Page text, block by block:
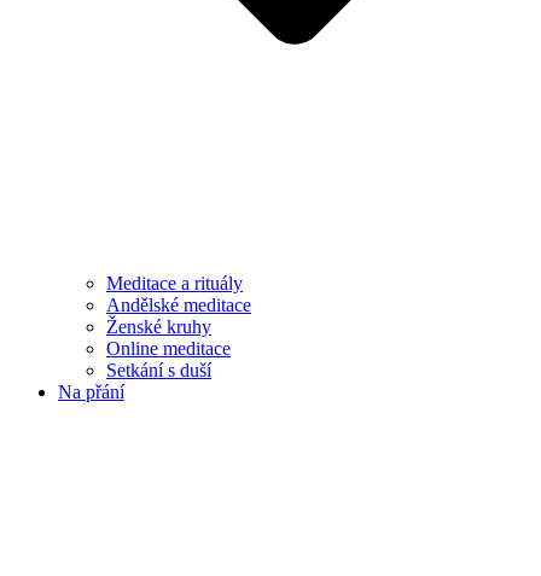
Meditace a rituály
Andělské meditace
Ženské kruhy
Online meditace
Setkání s duší
Na přání